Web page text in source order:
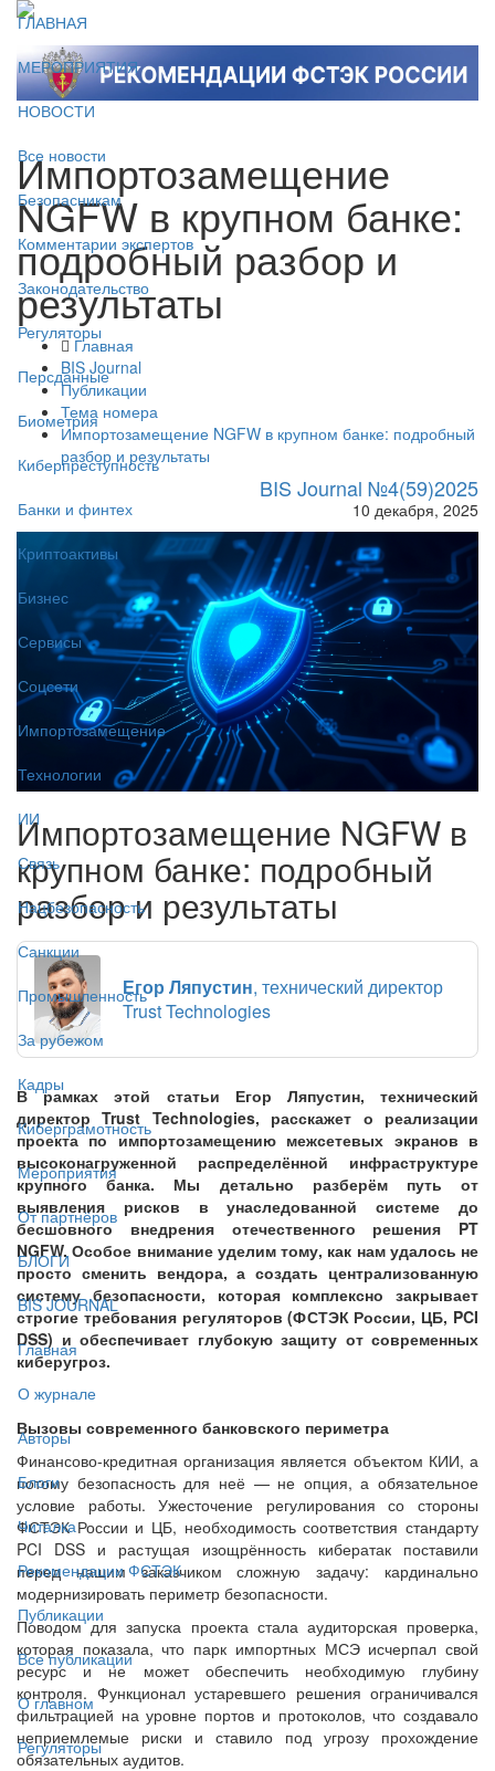
ГЛАВНАЯ
МЕРОПРИЯТИЯ
НОВОСТИ
Все новости
Безопасникам
Комментарии экспертов
Законодательство
Регуляторы
Персданные
Биометрия
Киберпреступность
Банки и финтех
Криптоактивы
Бизнес
Сервисы
Соцсети
Импортозамещение
Технологии
ИИ
Связь
Нацбезопасность
Санкции
Промышленность
За рубежом
Кадры
Киберграмотность
Мероприятия
От партнёров
БЛОГИ
BIS JOURNAL
Главная
О журнале
Авторы
Блоги
Читалка
Рекомендации ФСТЭК
Публикации
Все публикации
О главном
Регуляторы
Импортозамещение
NGFW в крупном банке:
подробный разбор и
результаты
Главная
BIS Journal
Публикации
Тема номера
Импортозамещение NGFW в крупном банке: подробный
разбор и результаты
BIS Journal №4(59)2025
10 декабря, 2025
Импортозамещение NGFW в
крупном банке: подробный
разбор и результаты
Егор Ляпустин, технический директор
Trust Technologies
В рамках этой статьи Егор Ляпустин, технический
директор Trust Technologies, расскажет о реализации
проекта по импортозамещению межсетевых экранов в
высоконагруженной распределённой инфраструктуре
крупного банка. Мы детально разберём путь от
выявления рисков в унаследованной системе до
бесшовного внедрения отечественного решения PT
NGFW. Особое внимание уделим тому, как нам удалось не
просто сменить вендора, а создать централизованную
систему безопасности, которая комплексно закрывает
строгие требования регуляторов (ФСТЭК России, ЦБ, PCI
DSS) и обеспечивает глубокую защиту от современных
киберугроз.
Вызовы современного банковского периметра
Финансово-кредитная организация является объектом КИИ, а
потому безопасность для неё — не опция, а обязательное
условие работы. Ужесточение регулирования со стороны
ФСТЭК России и ЦБ, необходимость соответствия стандарту
PCI DSS и растущая изощрённость кибератак поставили
перед нашим заказчиком сложную задачу: кардинально
модернизировать периметр безопасности.
Поводом для запуска проекта стала аудиторская проверка,
которая показала, что парк импортных МСЭ исчерпал свой
ресурс и не может обеспечить необходимую глубину
контроля. Функционал устаревшего решения ограничивался
фильтрацией на уровне портов и протоколов, что создавало
неприемлемые риски и ставило под угрозу прохождение
обязательных аудитов.